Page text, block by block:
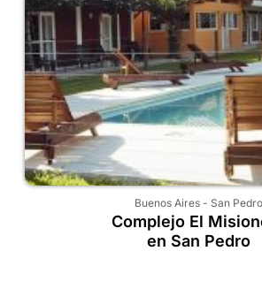
Buenos Aires- San Pedro
Complejo El
en San Pedro